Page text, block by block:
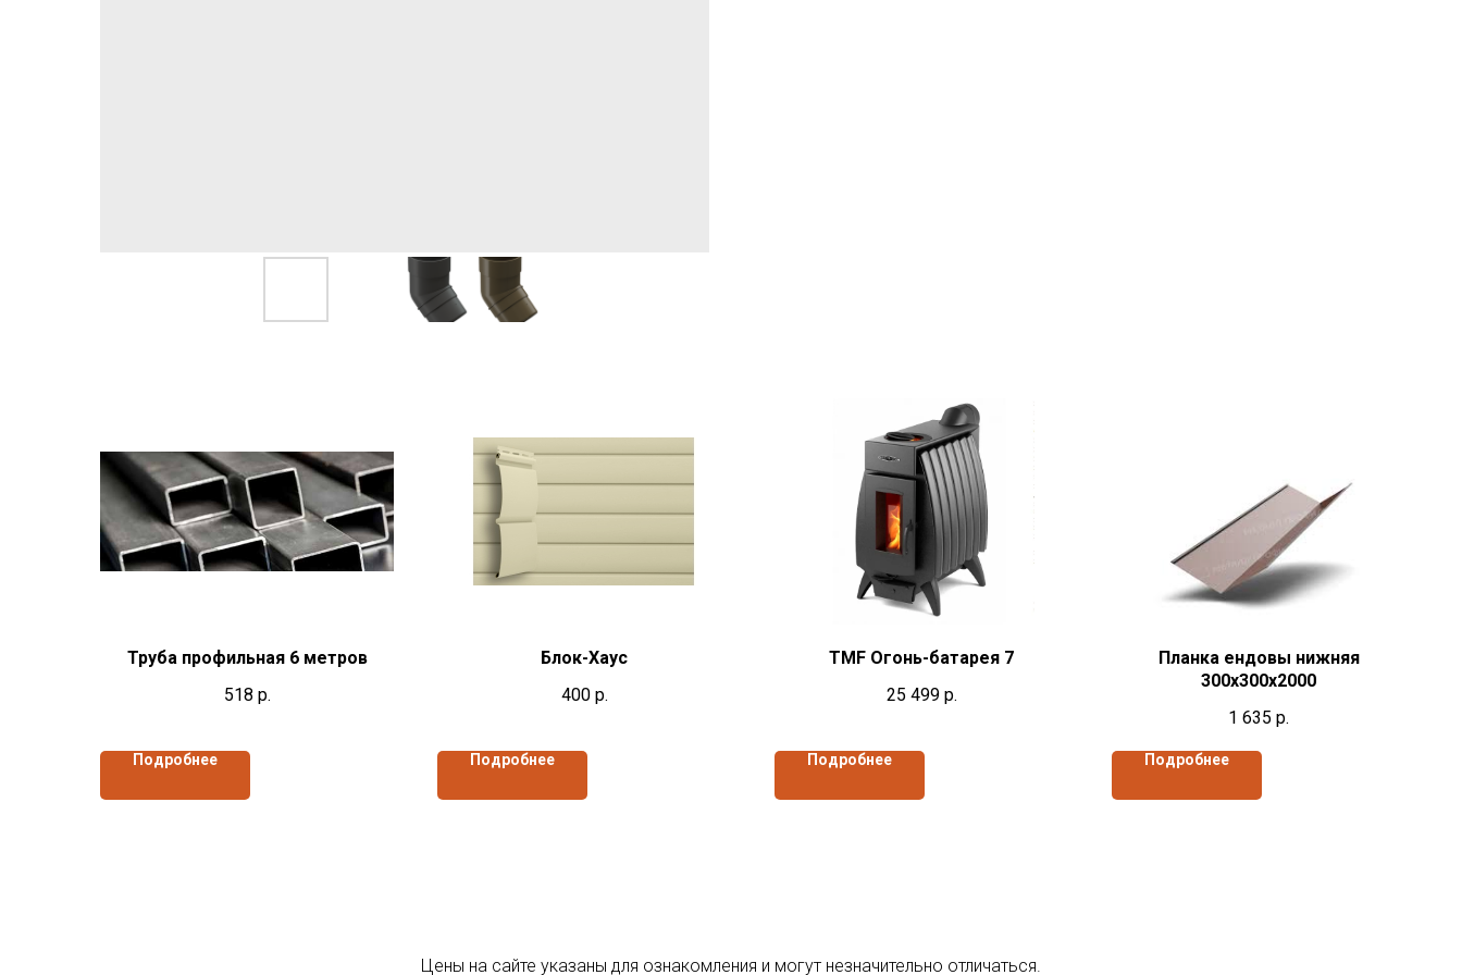
Труба профильная 6 метров
518 р.
Подробнее
Блок-Хаус
400 р.
Подробнее
TMF Огонь-батарея 7
25 499 р.
Подробнее
Планка ендовы нижняя
300х300х2000
1 635 р.
Подробнее
Цены на сайте указаны для ознакомления и могут незначительно отличаться.